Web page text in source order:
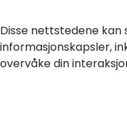
Disse nettstedene kan
informasjonskapsler,
overvåke din